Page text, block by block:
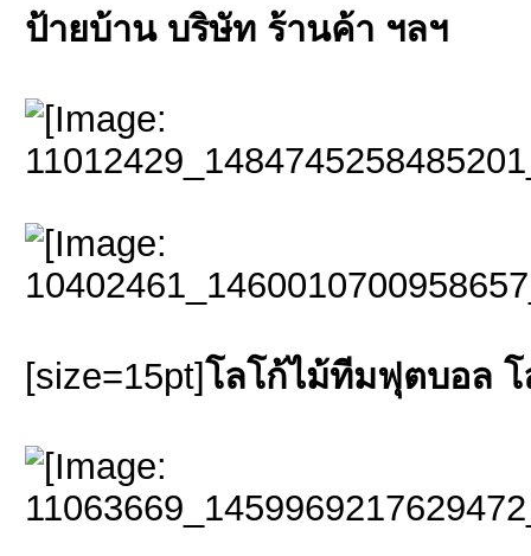
ป้ายบ้าน บริษัท ร้านค้า ฯลฯ
[size=15pt]โลโก้ไม้ทีมฟุตบอล โ